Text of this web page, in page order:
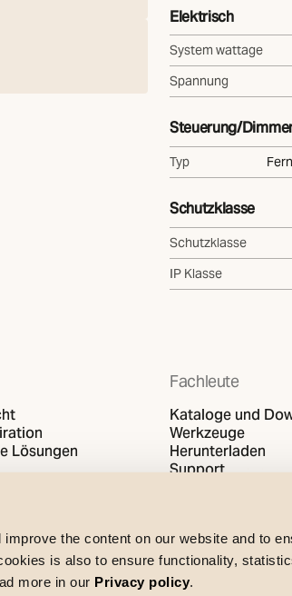
the content on our website and to
is also to ensure functionality,
more in our Privacy policy.
Elektrisch
System wattage
Spannung
Steuerung/
Typ
Schutzklasse
Schutzklasse
IP Klasse
Lösungen
Fachleute
Kataloge und
Werkzeuge
Herunterladen
Support